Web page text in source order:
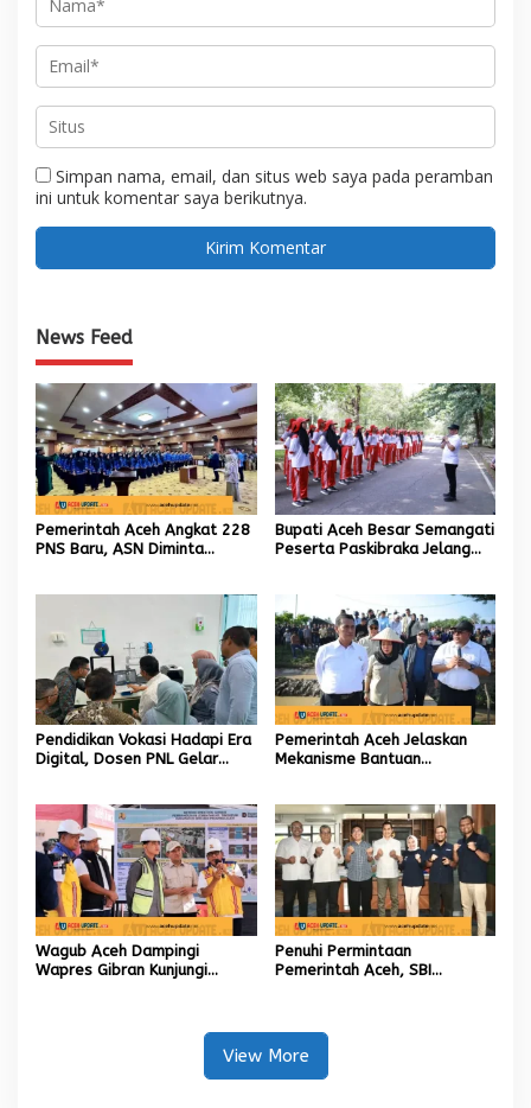
Simpan nama, email, dan situs web saya pada peramban
ini untuk komentar saya berikutnya.
News Feed
Pemerintah Aceh Angkat 228
PNS Baru, ASN Diminta
Bupati Aceh Besar Semangati
Peserta Paskibraka Jelang
Pendidikan Vokasi Hadapi Era
Digital, Dosen PNL Gelar
Pemerintah Aceh Jelaskan
Mekanisme Bantuan
Wagub Aceh Dampingi
Wapres Gibran Kunjungi
Penuhi Permintaan
Pemerintah Aceh, SBI
View More